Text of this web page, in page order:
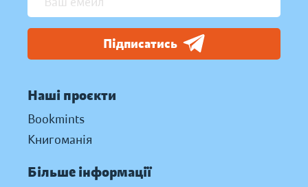
Підписатись
Наші проєкти
Bookmints
Книгоманія
Більше інформації